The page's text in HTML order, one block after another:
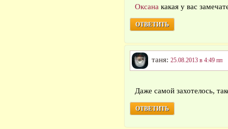
Оксана какая у вас
ОТВЕТИТЬ
таня: 25.08.2013 в 4:49 пп
Даже самой захотелось,
ОТВЕТИТЬ